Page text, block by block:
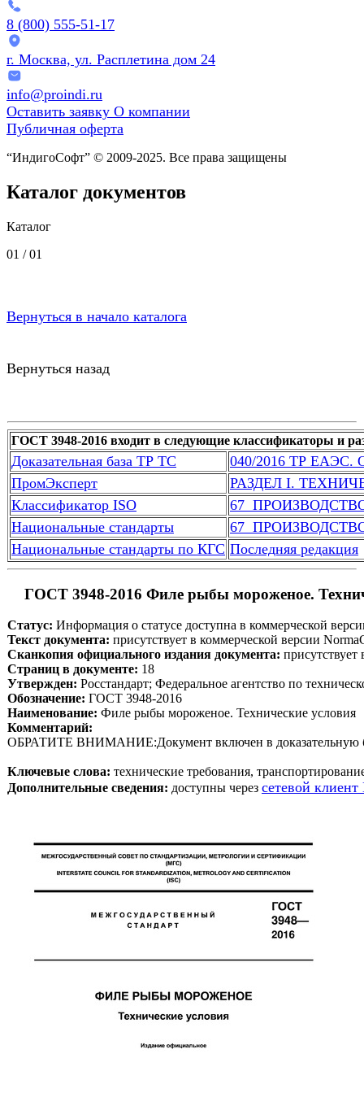
8 (800) 555-51-17
г. Москва, ул. Расплетина дом 24
info@proindi.ru
Оставить заявку О компании
Публичная оферта
“ИндигоСофт” © 2009-2025. Все права защищены
Каталог документов
Каталог
01 /01
Вернуться в начало каталога
Вернуться назад
ГОСТ 3948-2016 входит в следующие классификаторы и
Доказательная база ТР ТС
040/2016 ТР ЕАЭС.
ПромЭксперт
РАЗДЕЛ I.
Классификатор ISO
67
Национальные стандарты
67
Национальные стандарты по КГС Последняя редакция
ГОСТ 3948-2016 Филе рыбы мороженое.
Статус: Информация о статусе доступна в коммерческой
Текст документа: присутствует в коммерческой версии
Сканкопия официального издания документа:
Страниц в документе: 18
Утвержден: Росстандарт; Федеральное агентство по
Обозначение: ГОСТ 3948-2016
Наименование: Филе рыбы мороженое. Технические условия
Комментарий:
Ключевые слова: технические требования,
Дополнительные сведения: доступны через сетевой клиент